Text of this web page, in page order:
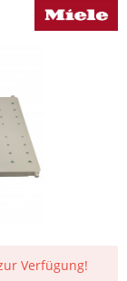
Verfügung!